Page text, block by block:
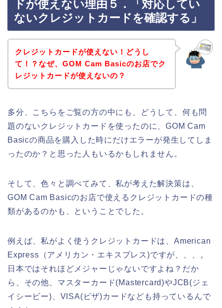
ドが使えない理由５．「対応してい
ないクレジットカードを確認する」
クレジットカードが使えない！どうし
て！？なぜ、GOM Cam Basicのお店でク
レジットカードが使えないの？
多分、こちらをご覧の方の中にも、どうして、何も問
題のないクレジットカードを使ったのに、GOM Cam
Basicの商品を購入した時にだけエラーが発生してしま
ったのか？と思った人もいるかもしれません。
そして、色々と調べてみて、私が考えた解決策は、
GOM Cam Basicのお店で使えるクレジットカードの種
類があるのかも、ということでした。
例えば、私がよく使うクレジットカードは、American
Express（アメリカン・エキスプレス)ですが、、、。
日本ではそれほどメジャーじゃないですよね？だか
ら、その他、マスターカード(Mastercard)やJCB(ジェ
イシービー)、VISA(ビザ)カードなども持っているんで